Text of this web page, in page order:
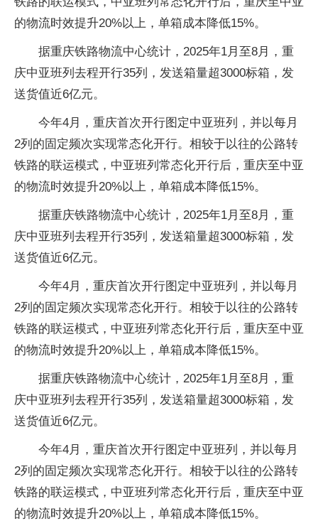
的物流时效提升20%以上，单箱成本降低15%。
据重庆铁路物流中心统计，2025年1月至8月，重
庆中亚班列去程开行35列，发送箱量超3000标箱，发
送货值近6亿元。
今年4月，重庆首次开行图定中亚班列，并以每月
2列的固定频次实现常态化开行。相较于以往的公路转
铁路的联运模式，中亚班列常态化开行后，重庆至中亚
的物流时效提升20%以上，单箱成本降低15%。
据重庆铁路物流中心统计，2025年1月至8月，重
庆中亚班列去程开行35列，发送箱量超3000标箱，发
送货值近6亿元。
今年4月，重庆首次开行图定中亚班列，并以每月
2列的固定频次实现常态化开行。相较于以往的公路转
铁路的联运模式，中亚班列常态化开行后，重庆至中亚
的物流时效提升20%以上，单箱成本降低15%。
据重庆铁路物流中心统计，2025年1月至8月，重
庆中亚班列去程开行35列，发送箱量超3000标箱，发
送货值近6亿元。
今年4月，重庆首次开行图定中亚班列，并以每月
2列的固定频次实现常态化开行。相较于以往的公路转
铁路的联运模式，中亚班列常态化开行后，重庆至中亚
的物流时效提升20%以上，单箱成本降低15%。